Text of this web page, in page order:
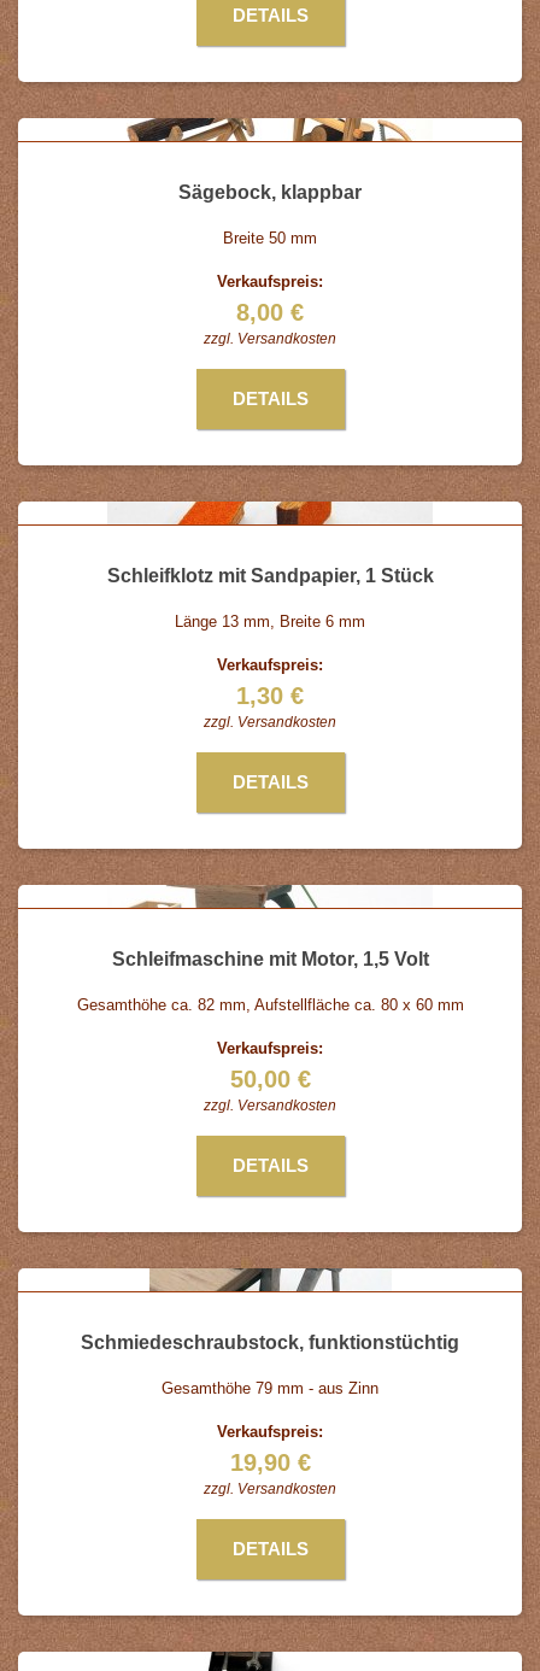
DETAILS
Sägebock, klappbar
Breite 50 mm
Verkaufspreis:
8,00 €
zzgl. Versandkosten
DETAILS
Schleifklotz mit Sandpapier, 1 Stück
Länge 13 mm, Breite 6 mm
Verkaufspreis:
1,30 €
zzgl. Versandkosten
DETAILS
Schleifmaschine mit Motor, 1,5 Volt
Gesamthöhe ca. 82 mm, Aufstellfläche ca. 80 x 60 mm
Verkaufspreis:
50,00 €
zzgl. Versandkosten
DETAILS
Schmiedeschraubstock, funktionstüchtig
Gesamthöhe 79 mm - aus Zinn
Verkaufspreis:
19,90 €
zzgl. Versandkosten
DETAILS